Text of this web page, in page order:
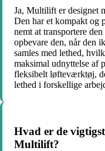
Ja, Multilift er designet
Den har et kompakt og
nemt at transportere
opbevare den, når den
samles med lethed,
maksimal udnyttelse af
fleksibelt løfteværktøj,
lethed i forskellige
Hvad er de
Multilift?